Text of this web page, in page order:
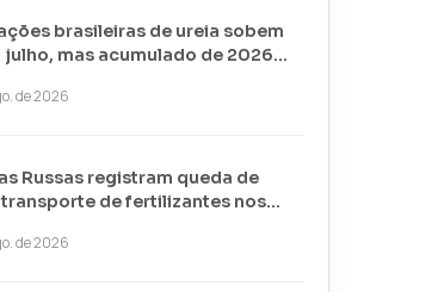
brasileiras de ureia sobem
julho, mas acumulado de 2026
de 2026
Russas registram queda de
transporte de fertilizantes nos
de 2026